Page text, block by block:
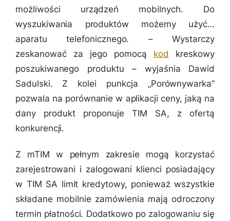
możliwości urządzeń mobilnych. Do
wyszukiwania produktów możemy użyć…
aparatu telefonicznego. – Wystarczy
zeskanować za jego pomocą kod
kreskowy
poszukiwanego produktu – wyjaśnia Dawid
Sadulski. Z kolei punkcja „Porównywarka”
pozwala na porównanie w aplikacji ceny, jaką na
dany produkt proponuje TIM SA, z ofertą
konkurencji.
Z mTIM w pełnym zakresie mogą korzystać
zarejestrowani i zalogowani klienci posiadający
w TIM SA limit kredytowy, ponieważ wszystkie
składane mobilnie zamówienia mają odroczony
termin płatności. Dodatkowo po zalogowaniu się